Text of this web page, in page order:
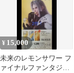
¥ 15,000
未来のレモンサワー フ
ァイナルファンタジ